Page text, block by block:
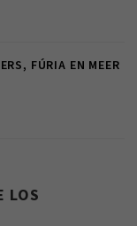
FÚRIA EN MEER
LOS